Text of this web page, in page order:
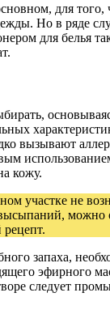
для того,
Но в ряде
для белья
вызывают
кожу.
участке не
можно
запаха,
эфирного
следует